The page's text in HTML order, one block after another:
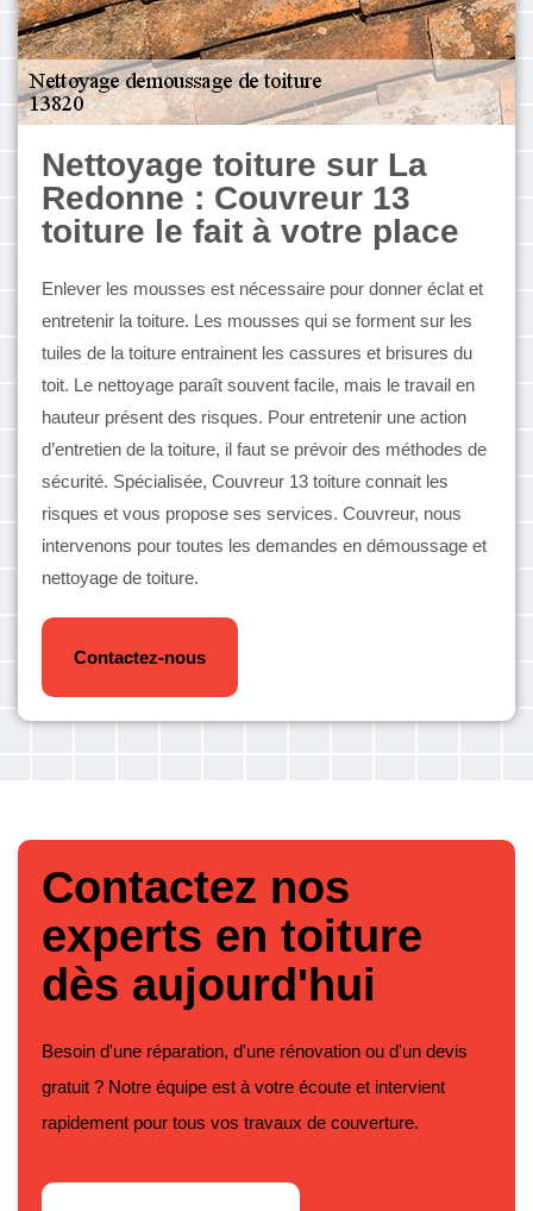
Nettoyage toiture sur La
Redonne : Couvreur 13
toiture le fait à votre place
Enlever les mousses est nécessaire pour donner éclat et
entretenir la toiture. Les mousses qui se forment sur les
tuiles de la toiture entrainent les cassures et brisures du
toit. Le nettoyage paraît souvent facile, mais le travail en
hauteur présent des risques. Pour entretenir une action
d’entretien de la toiture, il faut se prévoir des méthodes de
sécurité. Spécialisée, Couvreur 13 toiture connait les
risques et vous propose ses services. Couvreur, nous
intervenons pour toutes les demandes en démoussage et
nettoyage de toiture.
Contactez-nous
Contactez nos
experts en toiture
dès aujourd'hui
Besoin d'une réparation, d'une rénovation ou d'un devis
gratuit ? Notre équipe est à votre écoute et intervient
rapidement pour tous vos travaux de couverture.